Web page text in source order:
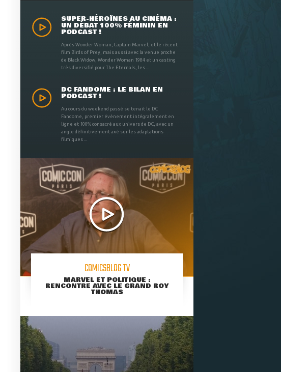
SUPER-HÉROÏNES AU CINÉMA :
UN DÉBAT 100% FÉMININ EN
PODCAST !
Après Wonder Woman, Captain Marvel, et le récent
film Birds of Prey, mais aussi avec la venue proche
de Black Widow, Wonder Woman 1984 et un casting
très diversifié pour The Eternals, les ...
DC FANDOME : LE BILAN EN
PODCAST !
Au cours du weekend passé se tenait le DC
Fandome, premier évènement intégralement en
ligne et 100% consacré aux univers de DC, avec un
angle définitivement axé sur les adaptations
filmiques ...
COMICSBLOG TV
MARVEL ET POLITIQUE :
RENCONTRE AVEC LE GRAND ROY
THOMAS